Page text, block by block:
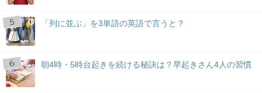
「列に並ぶ」を3単語の英語で言うと？
朝4時・5時台起きを続ける秘訣は？早起きさん4人の習慣